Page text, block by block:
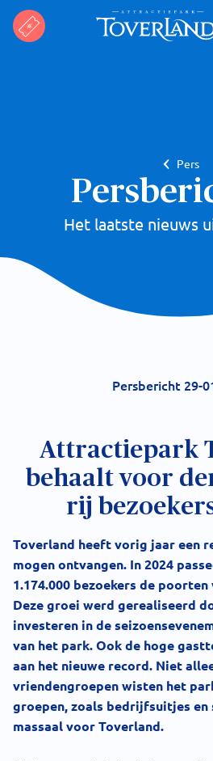
Pers
Het laatste nieuws
Persbericht 29-
Attractiepark
behaalt voor
rij
Toverland heeft vorig jaar een
mogen ontvangen. In 2024
1.174.000 bezoekers de
Deze groei werd gerealiseerd
investeren in de
van het park. Ook de hoge
aan het nieuwe record. Niet
vriendengroepen wisten het
groepen, zoals bedrijfsuitjes en
massaal voor Toverland.